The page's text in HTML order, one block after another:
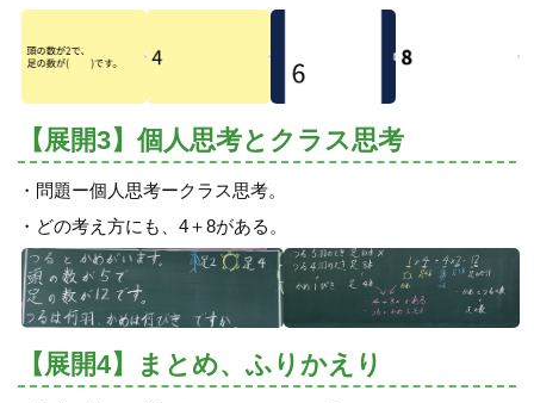
【展開3】個人思考とクラス思考
・問題ー個人思考ークラス思考。
・どの考え方にも、4＋8がある。
【展開4】まとめ、ふりかえり